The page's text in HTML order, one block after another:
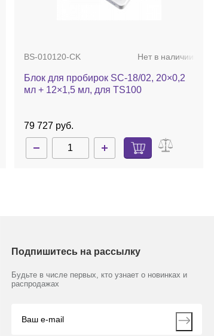
BS-010120-CK Нет в наличии
Блок для пробирок SC-18/02, 20×0,2
мл + 12×1,5 мл, для TS100
79 727 руб.
Подпишитесь на рассылку
Будьте в числе первых, кто узнает о новинках и
распродажах